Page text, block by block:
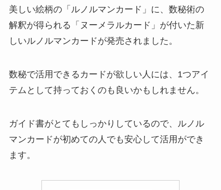
美しい絵柄の「ルノルマンカード」に、数秘術の
解釈が得られる「ヌーメラルカード」が付いた新
しいルノルマンカードが発売されました。
数秘で活用できるカードが欲しい人には、1つアイ
テムとして持っておくのも良いかもしれません。
ガイド書がとてもしっかりしているので、ルノル
マンカードが初めての人でも安心して活用ができ
ます。